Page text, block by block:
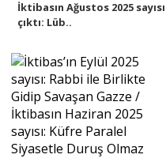
İktibasın Ağustos 2025 sayısı
çıktı: Lüb..